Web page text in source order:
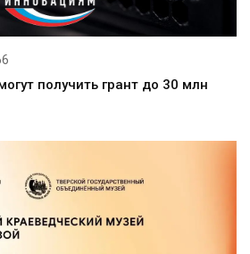
получить грант до 30 млн